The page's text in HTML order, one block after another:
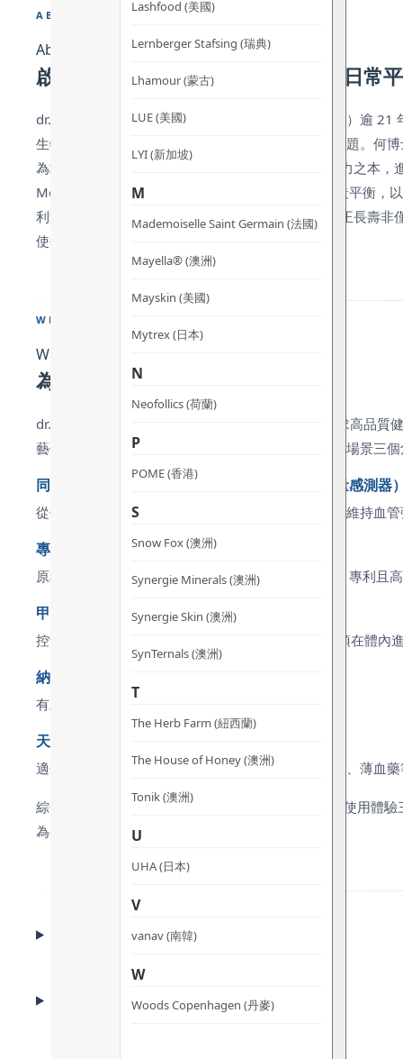
Lashfood (美國)
Lernberger Stafsing (瑞典)
Lhamour (蒙古)
LUE (美國)
LYI (新加坡)
M
Mademoiselle Saint Germain (法國)
Mayella® (澳洲)
Mayskin (美國)
Mytrex (日本)
N
Neofollics (荷蘭)
P
POME (香港)
S
Snow Fox (澳洲)
Synergie Minerals (澳洲)
Synergie Skin (澳洲)
SynTernals (澳洲)
T
The Herb Farm (紐西蘭)
The House of Honey (澳洲)
Tonik (澳洲)
U
UHA (日本)
V
vanav (南韓)
W
Woods Copenhagen (丹麥)
ABOUT
About
啟動代謝健康，支持血糖·血脂·血壓日常
dr.he 源自逆向思維，奠基於何博士（Dr. Eugene He）逾 21
生物化學之私人研究成果。配方初為解決自身健康問題。何
為核心 —— 因代謝乃能量、抗逆力、體態與長期活力之本，
Metabolyn 系列。品牌於自然智慧與嚴謹科學間締造平衡，
利潤非所問。使命在於提升生命質素與活力 —— 真正長壽非
使每一年皆充滿能量與精彩。
WHY CHOOSE
Why Choose
為什麼選擇 保代謝穩三高膠囊？
dr.he 保代謝穩三高膠囊（METABOLYN 3）專為追求高品質
藝傳統。以下從產品實際使用體驗、配方特色及生活場景三
同時激活 SIRT1（長壽蛋白）+ AMPK（細胞能量感測器
從代謝根源同步支持血脂、血糖、血壓的日常平衡，維持血
專利 Care300® 芒果萃取 + ABG10+ 熟成黑蒜
原料研究顯示 SIRT1 活性 +30%、SOD 活性 +50%，專利
甲基化活性 B 群（B2 / B6 / B9 / B12）
控制隱性危險因子-同型半胱氨酸，採用甲基化，無須在體內
納豆激酶纖溶活性為纖溶酶的 4 倍
有助維持血管通暢，掃走血管垃圾。
天然成分，不含咖啡因 / 興奮劑 / 依賴性物質
適合長期服用，一般不影響西藥效果，可與糖尿病藥、薄血
綜合而言，dr.he 保代謝穩三高膠囊 在配方、產地、使用體
為香港消費者提供安心的選擇。